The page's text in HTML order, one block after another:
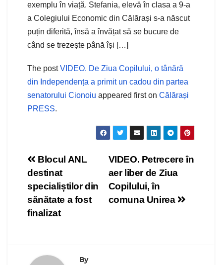
exemplu în viață. Stefania, elevă în clasa a 9-a
a Colegiului Economic din Călărași s-a născut
puțin diferită, însă a învățat să se bucure de
când se trezește până își […]
The postVIDEO. De Ziua Copilului, o tânără
din Independența a primit un cadou din partea
senatorului Cionoiu appeared first on Călărași
PRESS.
Navigare
în
articole
VIDEO. Petrecere în
aer liber de Ziua
Copilului, în
comuna Unirea
Blocul ANL
destinat
specialiștilor din
sănătate a fost
finalizat
By